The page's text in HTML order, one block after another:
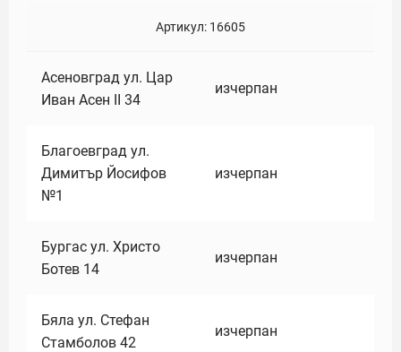
Артикул: 16605
Асеновград ул. Цар
Иван Асен II 34
изчерпан
Благоевград ул.
Димитър Йосифов
№1
изчерпан
Бургас ул. Христо
Ботев 14
изчерпан
Бяла ул. Стефан
Стамболов 42
изчерпан